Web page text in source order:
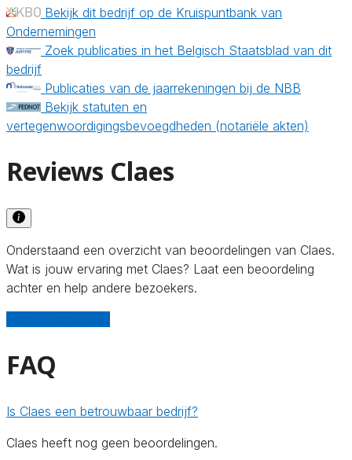
Bekijk dit bedrijf op de Kruispuntbank van
Ondernemingen
Zoek publicaties in het Belgisch Staatsblad van dit
bedrijf
Publicaties van de jaarrekeningen bij de NBB
Bekijk statuten en
vertegenwoordigingsbevoegdheden (notariële akten)
Reviews Claes
Onderstaand een overzicht van beoordelingen van Claes.
Wat is jouw ervaring met Claes? Laat een beoordeling
achter en help andere bezoekers.
FAQ
Is Claes een betrouwbaar bedrijf?
Claes heeft nog geen beoordelingen.